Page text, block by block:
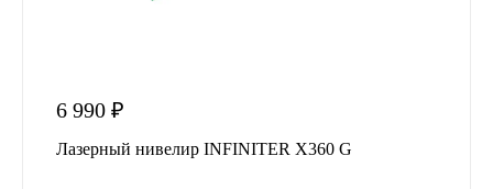
6 990 ₽
Лазерный нивелир INFINITER X360 G